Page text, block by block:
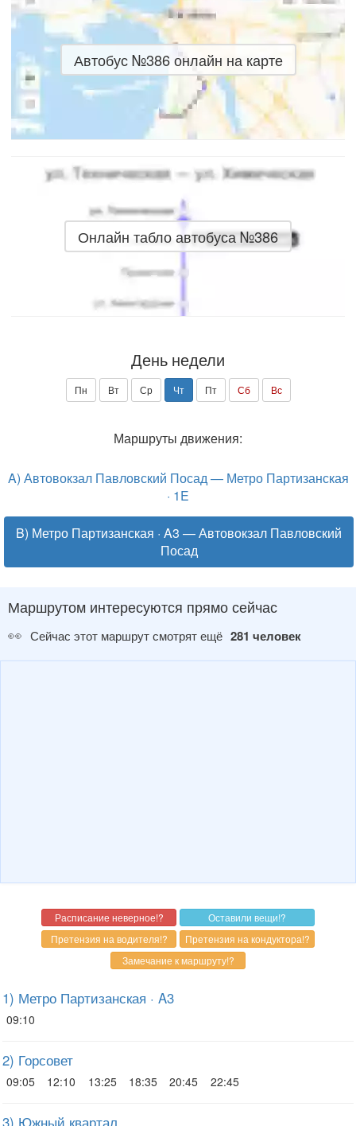
Автобус №386 онлайн на карте
Онлайн табло автобуса №386
День недели
Пн Вт Ср Чт Пт Сб Вс
Маршруты движения:
A) Автовокзал Павловский Посад — Метро Партизанская
· 1E
B) Метро Партизанская · A3 — Автовокзал Павловский
Посад
Маршрутом интересуются прямо сейчас
👀 Сейчас этот маршрут смотрят ещё 281 человек
1) Метро Партизанская · A3
09:10
2) Горсовет
09:05 12:10 13:25 18:35 20:45 22:45
3) Южный квартал